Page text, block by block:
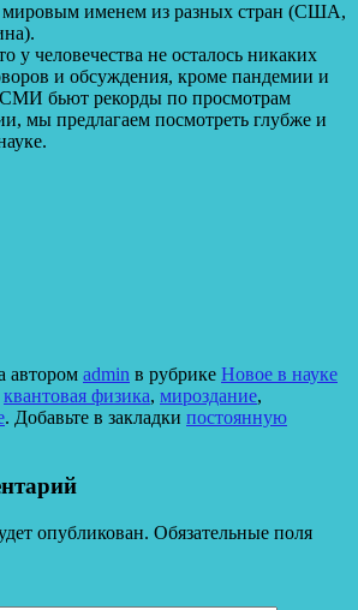
мировым именем из разных стран (США,
у человечества не осталось никаких
и обсуждения, кроме пандемии и
бьют рекорды по просмотрам
мы предлагаем посмотреть глубже и
автором admin в рубрике Новое в науке
квантовая физика, мироздание,
. Добавьте в закладки постоянную
опубликован. Обязательные поля